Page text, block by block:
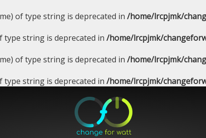
of type string is deprecated in /home/lrcpjmk/
string is deprecated in /home/lrcpjmk/
of type string is deprecated in /home/lrcpjmk/
string is deprecated in /home/lrcpjmk/